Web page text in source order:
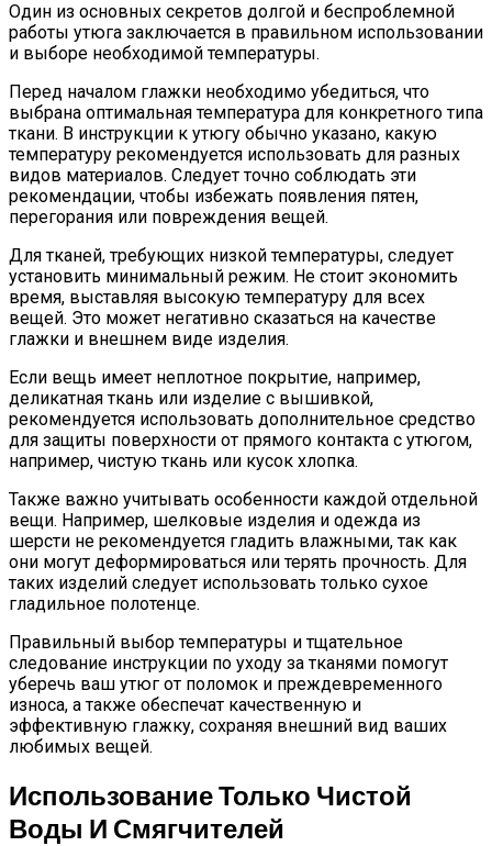
Один из основных секретов долгой и беспроблемной
работы утюга заключается в правильном использовании
и выборе необходимой температуры.
Перед началом глажки необходимо убедиться, что
выбрана оптимальная температура для конкретного типа
ткани. В инструкции к утюгу обычно указано, какую
температуру рекомендуется использовать для разных
видов материалов. Следует точно соблюдать эти
рекомендации, чтобы избежать появления пятен,
перегорания или повреждения вещей.
Для тканей, требующих низкой температуры, следует
установить минимальный режим. Не стоит экономить
время, выставляя высокую температуру для всех
вещей. Это может негативно сказаться на качестве
глажки и внешнем виде изделия.
Если вещь имеет неплотное покрытие, например,
деликатная ткань или изделие с вышивкой,
рекомендуется использовать дополнительное средство
для защиты поверхности от прямого контакта с утюгом,
например, чистую ткань или кусок хлопка.
Также важно учитывать особенности каждой отдельной
вещи. Например, шелковые изделия и одежда из
шерсти не рекомендуется гладить влажными, так как
они могут деформироваться или терять прочность. Для
таких изделий следует использовать только сухое
гладильное полотенце.
Правильный выбор температуры и тщательное
следование инструкции по уходу за тканями помогут
уберечь ваш утюг от поломок и преждевременного
износа, а также обеспечат качественную и
эффективную глажку, сохраняя внешний вид ваших
любимых вещей.
Использование Только Чистой
Воды И Смягчителей